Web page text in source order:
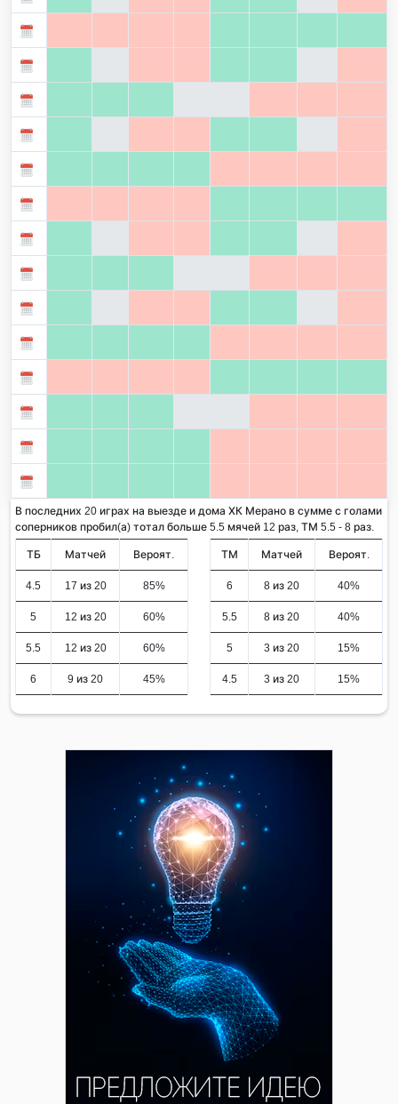
В последних 20 играх на выезде и дома ХК Мерано в сумме с голами
соперников пробил(а) тотал больше 5.5 мячей 12 раз, ТМ 5.5 - 8 раз.
ТБ Матчей Вероят.
4.5 17 из 20 85%
5 12 из 20 60%
5.5 12 из 20 60%
6 9 из 20 45%
ТМ Матчей Вероят.
6 8 из 20 40%
5.5 8 из 20 40%
5 3 из 20 15%
4.5 3 из 20 15%